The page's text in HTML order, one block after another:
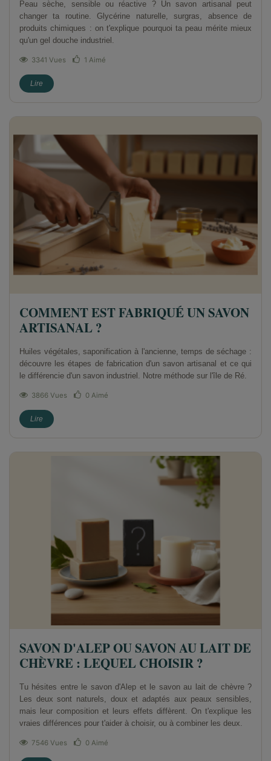
3341 Vues 1 Aimé
Peau sèche, sensible ou réactive ? Un savon artisanal peut
changer ta routine. Glycérine naturelle, surgras, absence de
produits chimiques : on t'explique pourquoi ta peau mérite mieux
qu'un gel douche industriel.
Lire
COMMENT EST FABRIQUÉ UN SAVON
ARTISANAL ?
3866 Vues 0 Aimé
Huiles végétales, saponification à l'ancienne, temps de séchage :
découvre les étapes de fabrication d'un savon artisanal et ce qui
le différencie d'un savon industriel. Notre méthode sur l'île de Ré.
Lire
SAVON D'ALEP OU SAVON AU LAIT DE
CHÈVRE : LEQUEL CHOISIR ?
7546 Vues 0 Aimé
Tu hésites entre le savon d'Alep et le savon au lait de chèvre ?
Les deux sont naturels, doux et adaptés aux peaux sensibles,
mais leur composition et leurs effets diffèrent. On t'explique les
vraies différences pour t'aider à choisir, ou à combiner les deux.